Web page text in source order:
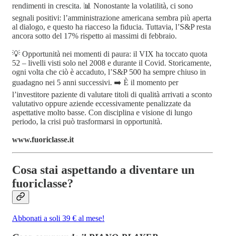
rendimenti in crescita. 📊 Nonostante la volatilità, ci sono
segnali positivi: l’amministrazione americana sembra più aperta
al dialogo, e questo ha riacceso la fiducia. Tuttavia, l’S&P resta
ancora sotto del 17% rispetto ai massimi di febbraio.
💡 Opportunità nei momenti di paura: il VIX ha toccato quota
52 – livelli visti solo nel 2008 e durante il Covid. Storicamente,
ogni volta che ciò è accaduto, l’S&P 500 ha sempre chiuso in
guadagno nei 5 anni successivi. ➡️ È il momento per
l’investitore paziente di valutare titoli di qualità arrivati a sconto
valutativo oppure aziende eccessivamente penalizzate da
aspettative molto basse. Con disciplina e visione di lungo
periodo, la crisi può trasformarsi in opportunità.
www.fuoriclasse.it
Cosa stai aspettando a diventare un
fuoriclasse?
Abbonati a soli 39 € al mese!